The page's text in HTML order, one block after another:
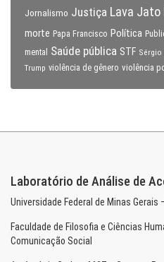
Jornalismo Justiça Lava Jato
morte Papa Francisco Política
mental
Saúde pública STF Sérgio
Trump violência de gênero violência
Laboratório de Análise de
Universidade Federal de Minas Gerais
Faculdade de Filosofia e Ciências
Comunicação Social